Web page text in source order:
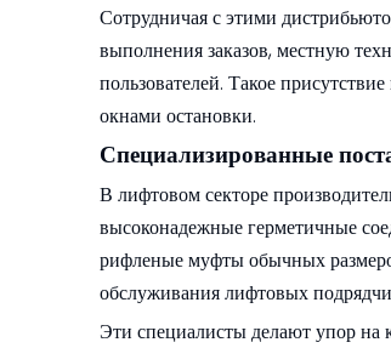
Сотрудничая с этими
выполнения заказов, местную
пользователей. Такое
окнами остановки.
Специализированные
В лифтовом секторе
высоконадежные герметичные
рифленые муфты обычных
обслуживания лифтовых
Эти специалисты делают упор на